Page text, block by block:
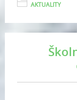
AKTUALITY